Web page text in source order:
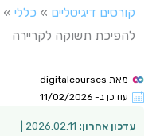
קורסים דיגיטליים » כללי »
להפיכת תשוקה לקריירה
מאת
עודכן ב- 11/02/2026
עדכון אחרון: